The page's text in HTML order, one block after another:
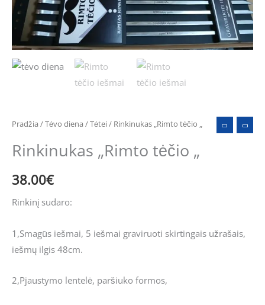
Pradžia /Tėvo diena /Tėtei/ Rinkinukas „Rimto tėčio „
Rinkinukas „Rimto tėčio „
38.00€
Rinkinį sudaro:
1,Smagūs iešmai, 5 iešmai graviruoti skirtingais užrašais,
iešmų ilgis 48cm.
2,Pjaustymo lentelė, paršiuko formos,